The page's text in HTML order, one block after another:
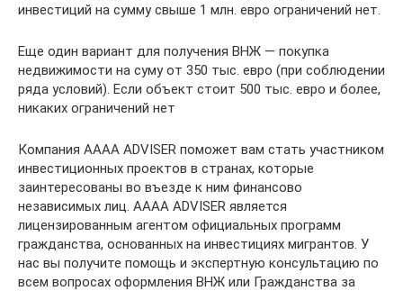
инвестиций на сумму свыше 1 млн. евро ограничений нет.
Еще один вариант для получения ВНЖ — покупка
недвижимости на суму от 350 тыс. евро (при соблюдении
ряда условий). Если объект стоит 500 тыс. евро и более,
никаких ограничений нет
Компания AAAA ADVISER поможет вам стать участником
инвестиционных проектов в странах, которые
заинтересованы во въезде к ним финансово
независимых лиц. AAAA ADVISER является
лицензированным агентом официальных программ
гражданства, основанных на инвестициях мигрантов. У
нас вы получите помощь и экспертную консультацию по
всем вопросах оформления ВНЖ или Гражданства за